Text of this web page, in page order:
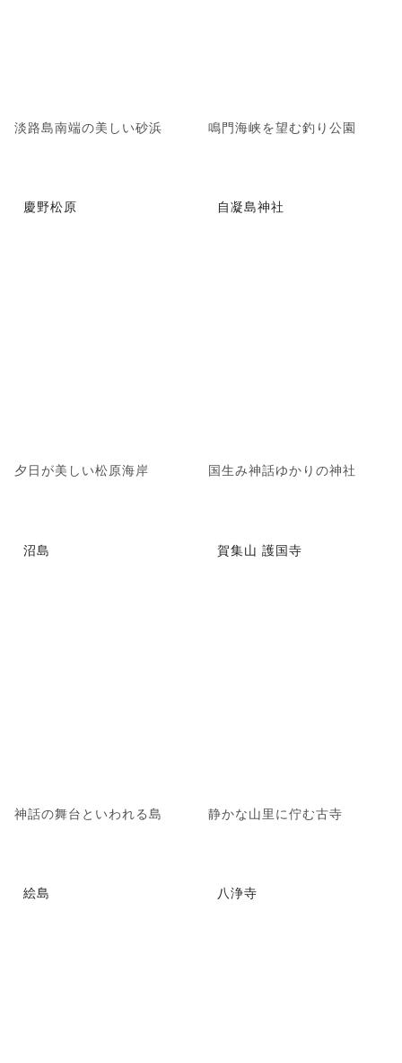
淡路島南端の美しい砂浜 鳴門海峡を望む釣り公園
慶野松原
夕日が美しい松原海岸
自凝島神社
国生み神話ゆかりの神社
沼島
神話の舞台といわれる島
賀集山 護国寺
静かな山里に佇む古寺
絵島 八浄寺